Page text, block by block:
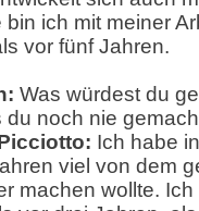
bin ich mit meiner
vor fünf Jahren.
Was würdest du
du noch nie
Ich habe
viel von dem
machen wollte. Ich